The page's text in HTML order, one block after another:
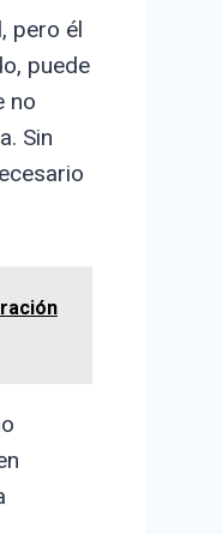
pero él
puede
no
Sin